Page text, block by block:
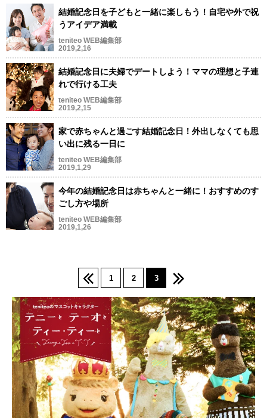
結婚記念日を子どもと一緒に楽しもう！自宅や外で祝
うアイデア満載
teniteo WEB編集部
2019,2,16
結婚記念日に夫婦でデートしよう！ママの理想と子連
れで行ける工夫
teniteo WEB編集部
2019,2,15
家で赤ちゃんと過ごす結婚記念日！外出しなくても思
い出に残る一日に
teniteo WEB編集部
2019,1,29
今年の結婚記念日は赤ちゃんと一緒に！おすすめのす
ごし方や場所
teniteo WEB編集部
2019,1,26
1 2 3